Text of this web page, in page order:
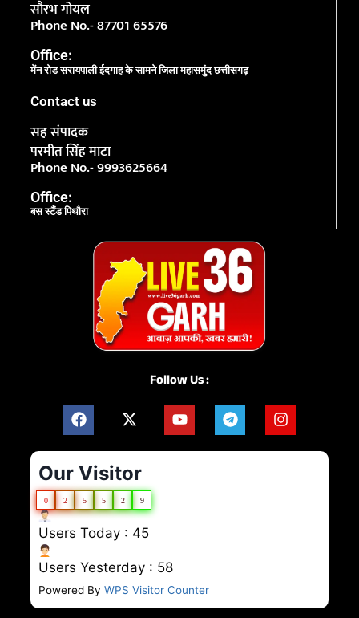
सौरभ गोयल
Phone No.- 87701 65576
Office:
मेंन रोड सरायपाली ईदगाह के सामने जिला महासमुंद छत्तीसगढ़
Contact us
सह संपादक
परमीत सिंह माटा
Phone No.- 9993625664
Office:
बस स्टैंड पिथौरा
Follow Us :
Our Visitor
0 2 5 5 2 9
Users Today : 45
Users Yesterday : 58
Powered By WPS Visitor Counter